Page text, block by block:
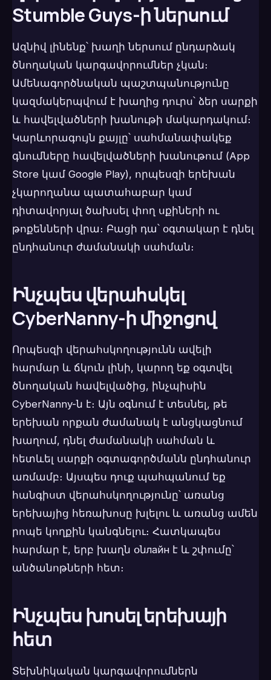
Stumble Guys-ի ներսում
Ազնիվ լինենք՝ խաղի ներսում ընդարձակ
ծնողական կարգավորումներ չկան։
Ամենագործնական պաշտպանությունը
կազմակերպվում է խաղից դուրս՝ ձեր սարքի
և հավելվածների խանութի մակարդակում։
Կարևորագույն քայլը՝ սահմանափակեք
գնումները հավելվածների խանութում (App
Store կամ Google Play), որպեսզի երեխան
չկարողանա պատահաբար կամ
դիտավորյալ ծախսել փող սքիների ու
թոքենների վրա։ Բացի դա՝ օգտակար է դնել
ընդհանուր ժամանակի սահման։
Ինչպես վերահսկել
CyberNanny-ի միջոցով
Որպեսզի վերահսկողությունն ավելի
հարմար և ճկուն լինի, կարող եք օգտվել
ծնողական հավելվածից, ինչպիսին
CyberNanny-ն է։ Այն օգնում է տեսնել, թե
երեխան որքան ժամանակ է անցկացնում
խաղում, դնել ժամանակի սահման և
հետևել սարքի օգտագործմանն ընդհանուր
առմամբ։ Այսպես դուք պահպանում եք
հանգիստ վերահսկողությունը՝ առանց
երեխայից հեռախոսը խլելու և առանց ամեն
րոպե կողքին կանգնելու։ Հատկապես
հարմար է, երբ խաղն օնлайн է և շփումը՝
անծանոթների հետ։
Ինչպես խոսել երեխայի
հետ
Տեխնիկական կարգավորումներն